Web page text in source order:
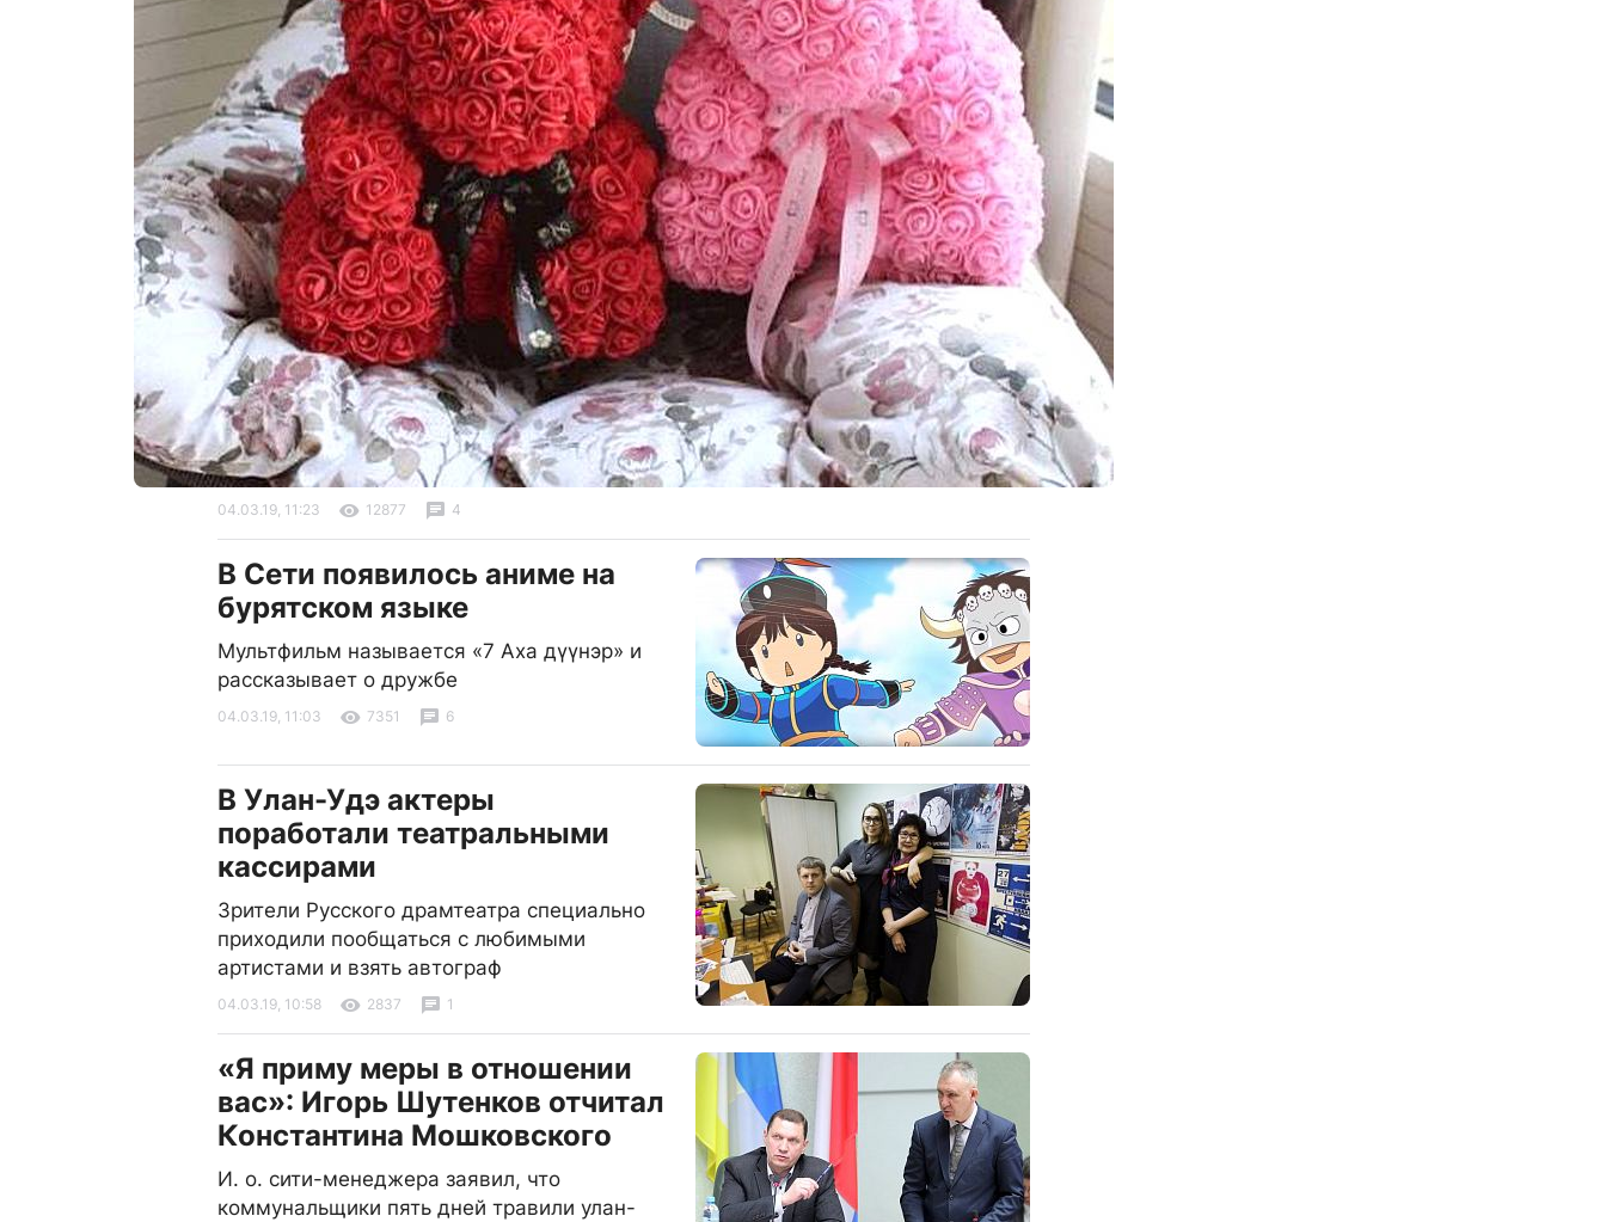
04.03.19, 11:23 12877 4
В Сети появилось аниме на
бурятском языке
Мультфильм называется «7 Аха дүүнэр» и
рассказывает о дружбе
04.03.19, 11:03 7351 6
В Улан-Удэ актеры
поработали театральными
кассирами
Зрители Русского драмтеатра специально
приходили пообщаться с любимыми
артистами и взять автограф
04.03.19, 10:58 2837 1
«Я приму меры в отношении
вас»: Игорь Шутенков отчитал
Константина Мошковского
И. о. сити-менеджера заявил, что
коммунальщики пять дней травили улан-